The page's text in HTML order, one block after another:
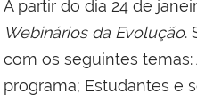
A partir do dia 24 de
Webinários da Evolução.
com os seguintes
programa; Estudantes e